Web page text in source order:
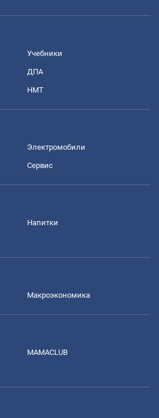
Учебники
ДПА
НМТ
Электромобили
Сервис
Напитки
Mакроэкономика
MAMACLUB